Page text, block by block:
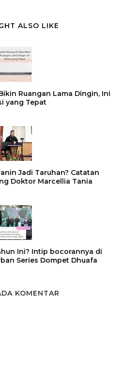
ALSO LIKE
Ruangan Lama Dingin, Ini
yang Tepat
Jadi Taruhan? Catatan
Doktor Marcellia Tania
Ini? Intip bocorannya di
Series Dompet Dhuafa
KOMENTAR